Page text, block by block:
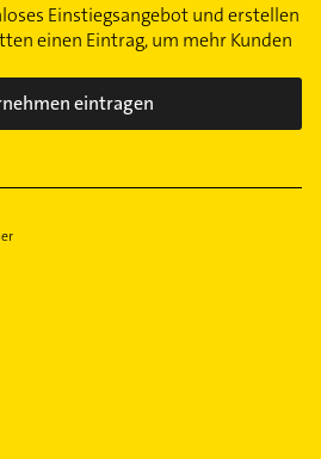
Einstiegsangebot und erstellen
einen Eintrag, um mehr Kunden
eintragen